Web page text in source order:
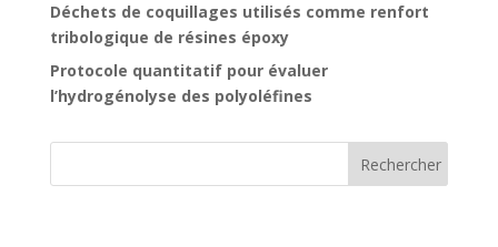
Déchets de coquillages utilisés comme renfort
tribologique de résines époxy
Protocole quantitatif pour évaluer
l’hydrogénolyse des polyoléfines